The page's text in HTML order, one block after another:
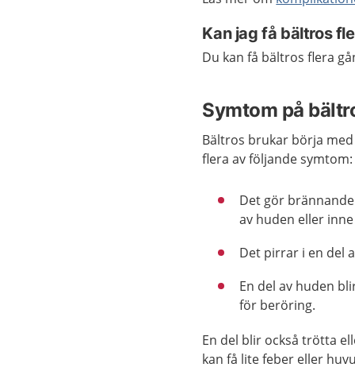
Kan jag få bältros
Du kan få bältros flera
Symtom på
Bältros brukar börja
flera av följande symtom:
Det gör
av huden eller
Det pirrar i en del
En del av huden
för beröring.
En del blir också trötta
kan få lite feber eller